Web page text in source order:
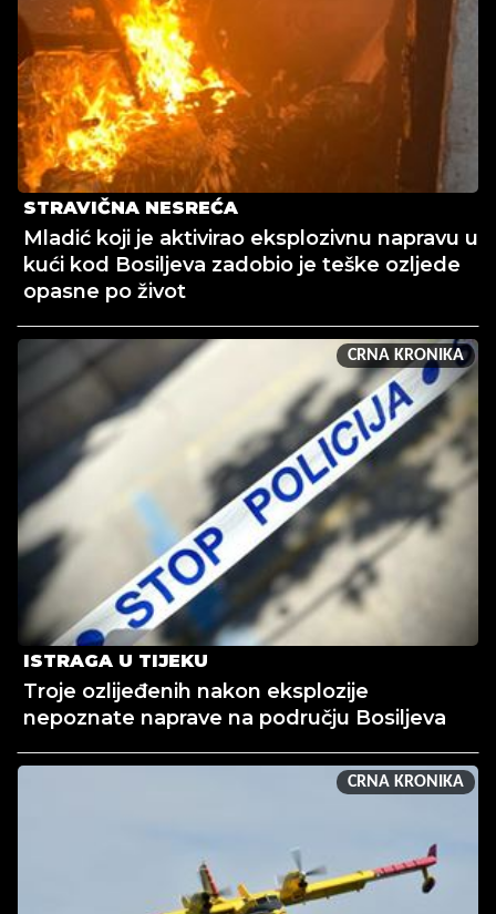
STRAVIČNA NESREĆA
Mladić koji je aktivirao eksplozivnu napravu u
kući kod Bosiljeva zadobio je teške ozljede
opasne po život
CRNA KRONIKA
ISTRAGA U TIJEKU
Troje ozlijeđenih nakon eksplozije
nepoznate naprave na području Bosiljeva
CRNA KRONIKA